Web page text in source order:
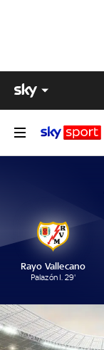
Rayo Vallecano
Palazón I. 29'